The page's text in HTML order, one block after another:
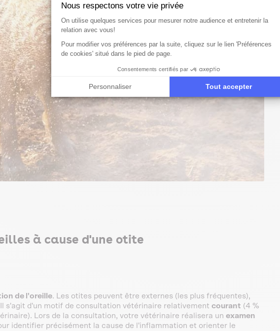
à cause d'une otite
de l'oreille. Les otites peuvent être externes (les plus fréquentes),
s'agit d'un motif de consultation vétérinaire relativement courant (4 %
Lors de la consultation, votre vétérinaire réalisera un examen
identifier précisément la cause de l'inflammation et orienter le
Nous respectons votre vie privée
Plateforme de Gestion du
On utilise quelques services pour mesurer notre audience et entretenir la
relation avec vous!
Pour modifier vos préférences par la suite, cliquez sur le lien 'Préférences
de cookies' situé dans le pied de page.
Consentements certifiés par
Personnaliser Tout accepter